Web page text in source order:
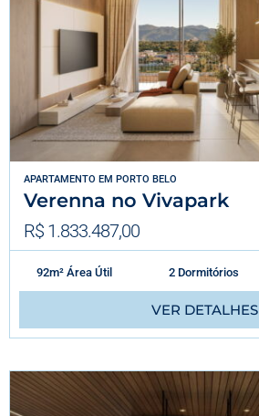
APARTAMENTO EM PORTO BELO
Verenna no Vivapark
R$ 1.833.487,00
92m² Área Útil 2 Dormitórios
VER DETALHES